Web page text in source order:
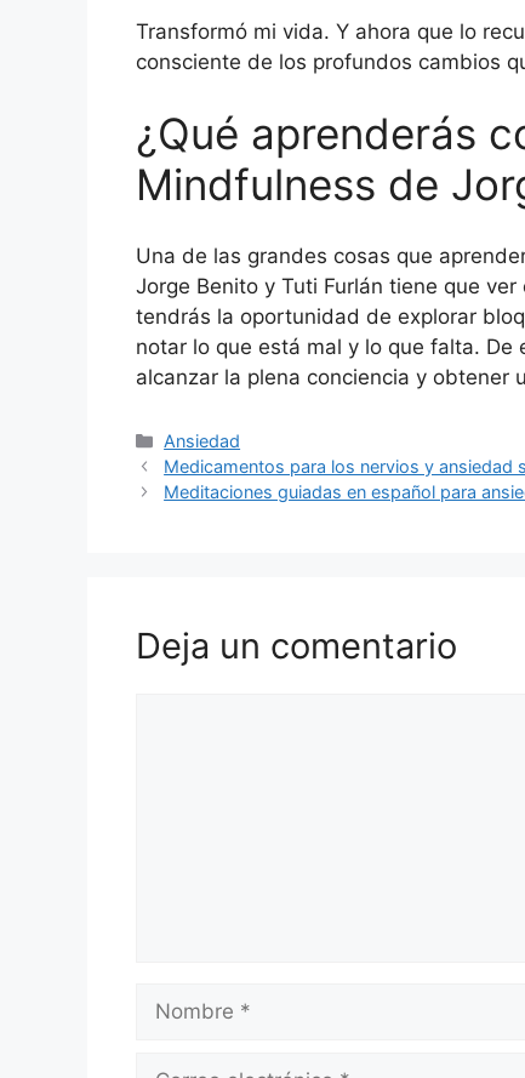
Transformó mi vida. Y ahora que lo
consciente de los profundos cambios
¿Qué aprenderás
Mindfulness de
Una de las grandes cosas que
Jorge Benito y Tuti Furlán tiene que
tendrás la oportunidad de explorar
notar lo que está mal y lo que falta.
alcanzar la plena conciencia y obtener
Categorías
Ansiedad
Medicamentos para los nervios y ansiedad
Meditaciones guiadas en español para
Deja un comentario